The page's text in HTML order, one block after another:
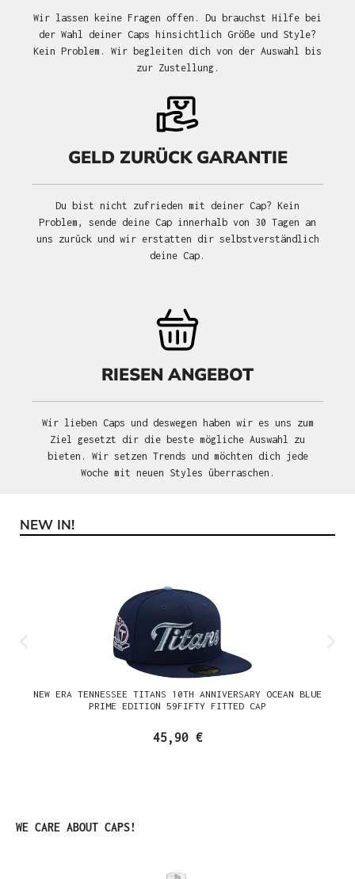
Wir lassen keine Fragen offen. Du brauchst Hilfe bei
der Wahl deiner Caps hinsichtlich Größe und Style?
Kein Problem. Wir begleiten dich von der Auswahl bis
zur Zustellung.
GELD ZURÜCK GARANTIE
Du bist nicht zufrieden mit deiner Cap? Kein
Problem, sende deine Cap innerhalb von 30 Tagen an
uns zurück und wir erstatten dir selbstverständlich
deine Cap.
RIESEN ANGEBOT
Wir lieben Caps und deswegen haben wir es uns zum
Ziel gesetzt dir die beste mögliche Auswahl zu
bieten. Wir setzen Trends und möchten dich jede
Woche mit neuen Styles überraschen.
Produktgalerie überspringen
NEW IN!
NEW ERA TENNESSEE TITANS 10TH ANNIVERSARY OCEAN BLUE
PRIME EDITION 59FIFTY FITTED CAP
45,90 €
Produktgalerie überspringen
WE CARE ABOUT CAPS!